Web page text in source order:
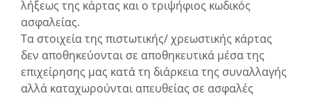
λήξεως της κάρτας και ο τριψήφιος κωδικός
ασφαλείας.
Τα στοιχεία της πιστωτικής/ χρεωστικής κάρτας
δεν αποθηκεύονται σε αποθηκευτικά μέσα της
επιχείρησης μας κατά τη διάρκεια της συναλλαγής
αλλά καταχωρούνται απευθείας σε ασφαλές